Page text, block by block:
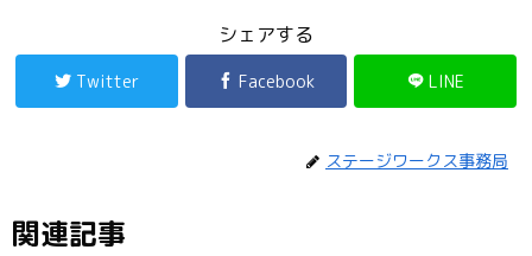
シェアする
Twitter Facebook LINE
ステージワークス事務局
関連記事